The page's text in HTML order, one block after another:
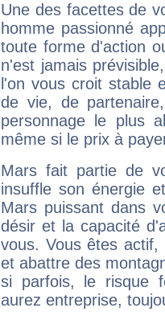
Une des facettes de
homme passionné
toute forme d'action
n'est jamais
l'on vous croit stable
de vie, de
personnage le plus
même si le prix à
Mars fait partie de
insuffle son énergie
Mars puissant dans
désir et la capacité
vous. Vous êtes
et abattre des
si parfois, le risque
aurez entreprise,